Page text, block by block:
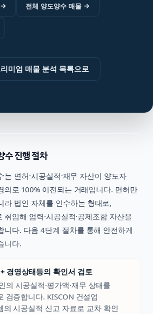
→ 전체 양도양수 매물→
미엄 매물 분석 목록으로
수 진행 절차
는 면허·시공실적·재무 자산이 양도자
의로 100% 이전되는 거래입니다. 면허만
라 법인 자체를 인수하는 형태로,
취임해 업력·시공실적·공제조합 자산을
니다. 다음 4단계 절차를 통해 안전하게
니다.
경영상태등의 확인서 검토
의 시공실적·평가액·재무 상태를
검증합니다. KISCON 건설업
의 시공실적 신고 자료로 교차 확인